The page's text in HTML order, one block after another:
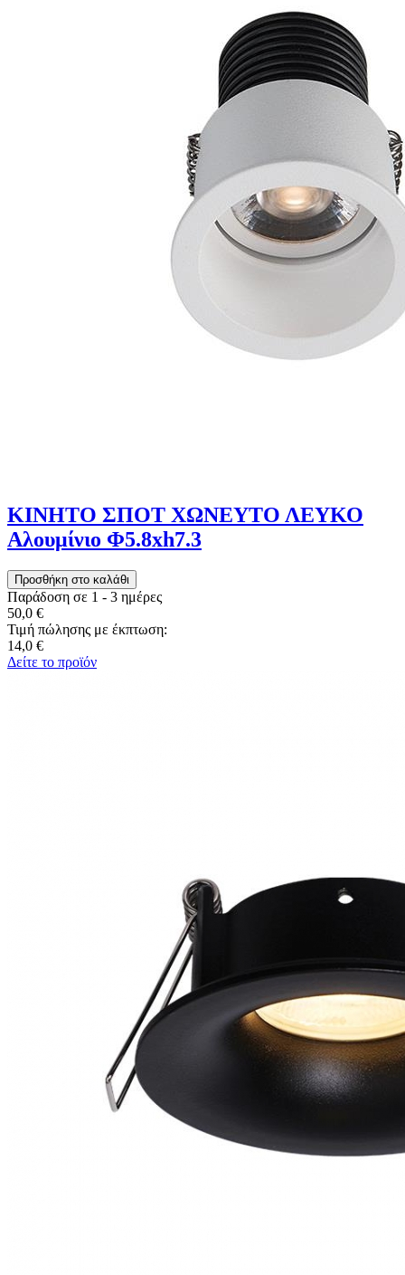
ΚΙΝΗΤΟ ΣΠΟΤ ΧΩΝΕΥΤΟ ΛΕΥΚΟ
Αλουμίνιο Φ5.8xh7.3
Παράδοση σε 1 - 3 ημέρες
50,0 €
Τιμή πώλησης με έκπτωση:
14,0 €
Δείτε το προϊόν